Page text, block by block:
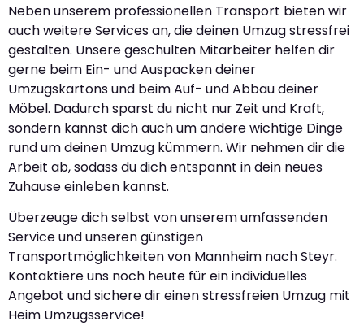
Neben unserem professionellen Transport bieten wir
auch weitere Services an, die deinen Umzug stressfrei
gestalten. Unsere geschulten Mitarbeiter helfen dir
gerne beim Ein- und Auspacken deiner
Umzugskartons und beim Auf- und Abbau deiner
Möbel. Dadurch sparst du nicht nur Zeit und Kraft,
sondern kannst dich auch um andere wichtige Dinge
rund um deinen Umzug kümmern. Wir nehmen dir die
Arbeit ab, sodass du dich entspannt in dein neues
Zuhause einleben kannst.
Überzeuge dich selbst von unserem umfassenden
Service und unseren günstigen
Transportmöglichkeiten von Mannheim nach Steyr.
Kontaktiere uns noch heute für ein individuelles
Angebot und sichere dir einen stressfreien Umzug mit
Heim Umzugsservice!